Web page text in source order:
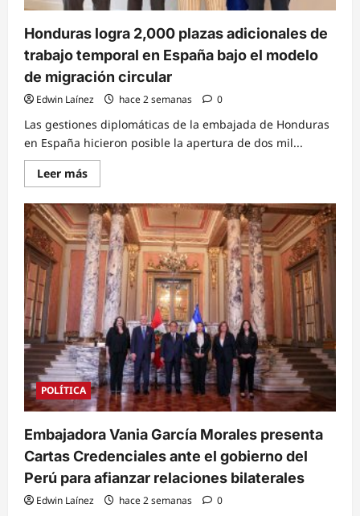
Honduras logra 2,000 plazas adicionales de
trabajo temporal en España bajo el modelo
de migración circular
Edwin Laínez hace 2 semanas 0
Las gestiones diplomáticas de la embajada de Honduras
en España hicieron posible la apertura de dos mil...
Leer másRead
more
Honduras
logra
2,000
plazas
adicionales
de
trabajo
temporal
en
España
bajo
el
modelo
de
migración
circular
POLÍTICA
Embajadora Vania García Morales presenta
Cartas Credenciales ante el gobierno del
Perú para afianzar relaciones bilaterales
Edwin Laínez hace 2 semanas 0